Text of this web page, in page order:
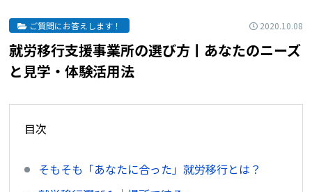
ご質問にお答えします！ 2020.10.08
就労移行支援事業所の選び方丨あなたのニーズ
と見学・体験活用法
目次
そもそも「あなたに合った」就労移行とは？